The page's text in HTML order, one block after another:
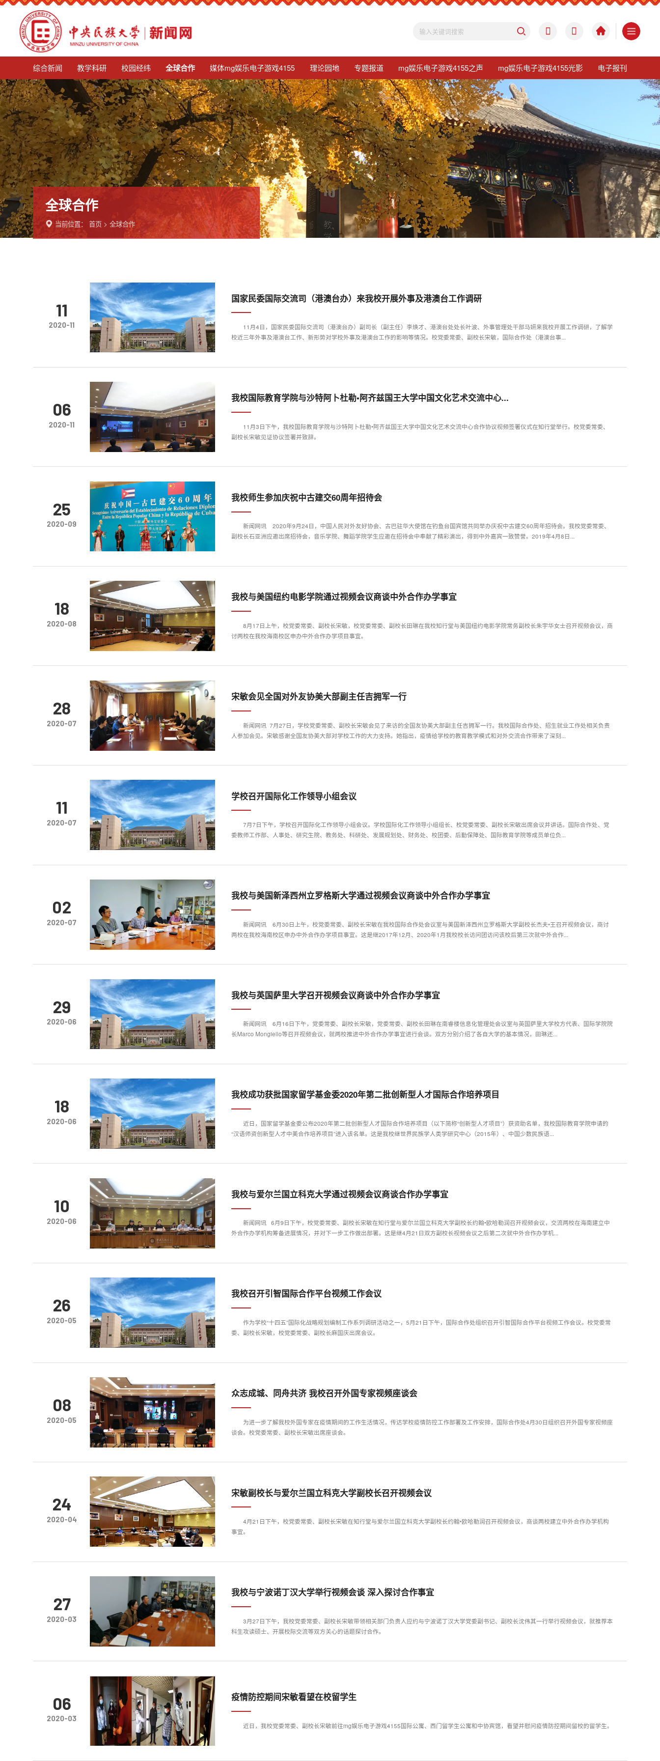
mg娱乐电子游戏4155
综合新闻 教学科研 校园经纬 全球合作 媒体mg娱乐电子游戏4155 理论园地 专题报道 mg娱乐电子游戏4155之声 mg娱乐电子游戏4155光影 电子报刊
全球合作
当前位置：首页 >全球合作
11
2020-11
国家民委国际交流司（港澳台办）来我校开展外事及港澳台工作调研
11月4日，国家民委国际交流司（港澳台办）副司长（副主任）李焕才、港澳台处处长叶波、外事管理处干部马妍来我校开展工作调研，了解学
校近三年外事及港澳台工作、新形势对学校外事及港澳台工作的影响等情况。校党委常委、副校长宋敏，国际合作处（港澳台事...
06
2020-11
我校国际教育学院与沙特阿卜杜勒•阿齐兹国王大学中国文化艺术交流中心...
11月3日下午，我校国际教育学院与沙特阿卜杜勒•阿齐兹国王大学中国文化艺术交流中心合作协议视频签署仪式在知行堂举行。校党委常委、
副校长宋敏见证协议签署并致辞。
25
2020-09
我校师生参加庆祝中古建交60周年招待会
新闻网讯 2020年9月24日，中国人民对外友好协会、古巴驻华大使馆在钓鱼台国宾馆共同举办庆祝中古建交60周年招待会。我校党委常委、
副校长石亚洲应邀出席招待会，音乐学院、舞蹈学院学生应邀在招待会中奉献了精彩演出，得到中外嘉宾一致赞誉。2019年4月8日...
18
2020-08
我校与美国纽约电影学院通过视频会议商谈中外合作办学事宜
8月17日上午，校党委常委、副校长宋敏，校党委常委、副校长田琳在我校知行堂与美国纽约电影学院常务副校长朱宇华女士召开视频会议，商
讨两校在我校海南校区申办中外合作办学项目事宜。
28
2020-07
宋敏会见全国对外友协美大部副主任吉拥军一行
新闻网讯 7月27日，学校党委常委、副校长宋敏会见了来访的全国友协美大部副主任吉拥军一行。我校国际合作处、招生就业工作处相关负责
人参加会见。宋敏感谢全国友协美大部对学校工作的大力支持。她指出，疫情给学校的教育教学模式和对外交流合作带来了深刻...
11
2020-07
学校召开国际化工作领导小组会议
7月7日下午，学校召开国际化工作领导小组会议。学校国际化工作领导小组组长、校党委常委、副校长宋敏出席会议并讲话。国际合作处、党
委教师工作部、人事处、研究生院、教务处、科研处、发展规划处、财务处、校团委、后勤保障处、国际教育学院等成员单位负...
02
2020-07
我校与美国新泽西州立罗格斯大学通过视频会议商谈中外合作办学事宜
新闻网讯 6月30日上午，校党委常委、副校长宋敏在我校国际合作处会议室与美国新泽西州立罗格斯大学副校长杰夫•王召开视频会议，商讨
两校在我校海南校区申办中外合作办学项目事宜。这是继2017年12月、2020年1月我校校长访问团访问该校后第三次就中外合作...
29
2020-06
我校与英国萨里大学召开视频会议商谈中外合作办学事宜
新闻网讯 ​6月16日下午，党委常委、副校长宋敏，党委常委、副校长田琳在南睿楼信息化管理处会议室与英国萨里大学校方代表、国际学院院
长Marco Mongiello等召开视频会议，就两校推进中外合作办学事宜进行会谈。双方分别介绍了各自大学的基本情况，田琳还...
18
2020-06
我校成功获批国家留学基金委2020年第二批创新型人才国际合作培养项目
近日，国家留学基金委公布2020年第二批创新型人才国际合作培养项目（以下简称“创新型人才项目”）获资助名单，我校国际教育学院申请的
“汉语师资创新型人才中美合作培养项目”进入该名单。这是我校继世界民族学人类学研究中心（2015年）、中国少数民族语...
10
2020-06
我校与爱尔兰国立科克大学通过视频会议商谈合作办学事宜
新闻网讯 6月9日下午，校党委常委、副校长宋敏在知行堂与爱尔兰国立科克大学副校长约翰•欧哈勒润召开视频会议，交流两校在海南建立中
外合作办学机构筹备进展情况，并对下一步工作做出部署。这是继4月21日双方副校长视频会议之后第二次就中外合作办学机...
26
2020-05
我校召开引智国际合作平台视频工作会议
作为学校“十四五”国际化战略规划编制工作系列调研活动之一，5月21日下午，国际合作处组织召开引智国际合作平台视频工作会议。校党委常
委、副校长宋敏，校党委常委、副校长麻国庆出席会议。
08
2020-05
众志成城、同舟共济 我校召开外国专家视频座谈会
为进一步了解我校外国专家在疫情期间的工作生活情况，传达学校疫情防控工作部署及工作安排，国际合作处4月30日组织召开外国专家视频座
谈会。校党委常委、副校长宋敏出席座谈会。
24
2020-04
宋敏副校长与爱尔兰国立科克大学副校长召开视频会议
4月21日下午，校党委常委、副校长宋敏在知行堂与爱尔兰国立科克大学副校长约翰•欧哈勒润召开视频会议，商谈两校建立中外合作办学机构
事宜。
27
2020-03
我校与宁波诺丁汉大学举行视频会谈 深入探讨合作事宜
3月27日下午，我校党委常委、副校长宋敏带领相关部门负责人应约与宁波诺丁汉大学党委副书记、副校长沈伟其一行举行视频会议，就推荐本
科生攻读硕士、开展校际交流等双方关心的话题探讨合作。
06
2020-03
疫情防控期间宋敏看望在校留学生​
近日，我校党委常委、副校长宋敏前往mg娱乐电子游戏4155国际公寓、西门留学生公寓和中协宾馆，看望并慰问疫情防控期间留校的留学生。